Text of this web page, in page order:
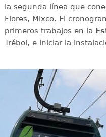
la segunda línea que
Flores, Mixco. El
primeros trabajos en la
Trébol, e iniciar la